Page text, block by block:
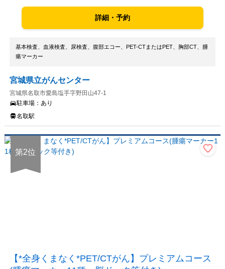
詳細・予約
基本検査、血液検査、尿検査、腹部エコー、PET-CTまたはPET、胸部CT、腫
瘍マーカー
宮城県立がんセンター
宮城県名取市愛島塩手字野田山47-1
駐車場： あり
名取駅
第2位
【*全身くまなく*PET/CTがん】プレミアムコース